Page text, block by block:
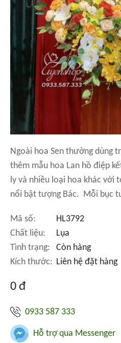
Ngoài hoa Sen thường dùng
thêm mẫu hoa Lan hồ điệp
ly và nhiều loại hoa khác với
nổi bật tượng Bác. Mỗi bục
Mã số:
HL3792
Chất liệu:
Lụa
Tình trạng:
Còn hàng
Kích thước: Liên hệ đặt hàng
0 đ
0933 587 333
Hỗ trợ qua Messenger